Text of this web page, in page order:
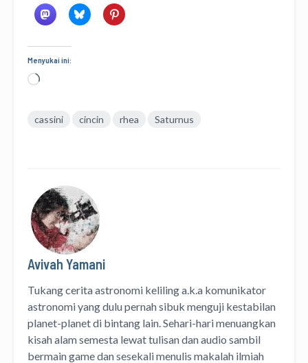
Menyukai ini:
Memuat...
cassini cincin rhea Saturnus
Avivah Yamani
Tukang cerita astronomi kelilinga.k.a komunikator
astronomiyang dulu pernah sibuk menguji kestabilan
planet-planet di bintang lain. Sehari-hari menuangkan
kisah alam semesta lewattulisandanaudio sambil
bermain game dan sesekali menulis makalah ilmiah